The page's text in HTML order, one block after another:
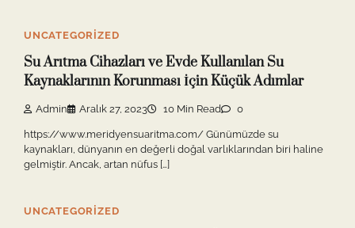
UNCATEGORIZED
Su Arıtma Cihazları ve Evde Kullanılan Su
Kaynaklarının Korunması İçin Küçük Adımlar
Admin Aralık 27, 2023 10 Min Read 0
https://www.meridyensuaritma.com/ Günümüzde su
kaynakları, dünyanın en değerli doğal varlıklarından biri haline
gelmiştir. Ancak, artan nüfus […]
UNCATEGORIZED